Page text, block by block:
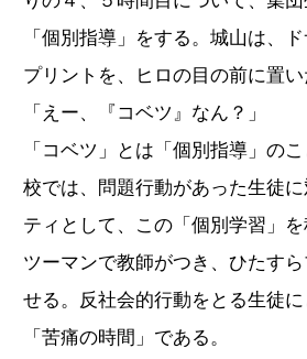
「個別指導」をする。城山は、
プリントを、ヒロの目の前に置い
「えー、『コベツ』なん？」
「コベツ」とは「個別指導」の
校では、問題行動があった生徒
ティとして、この「個別学習」
ツーマンで教師がつき、ひたす
せる。反社会的行動をとる生徒
「苦痛の時間」である。